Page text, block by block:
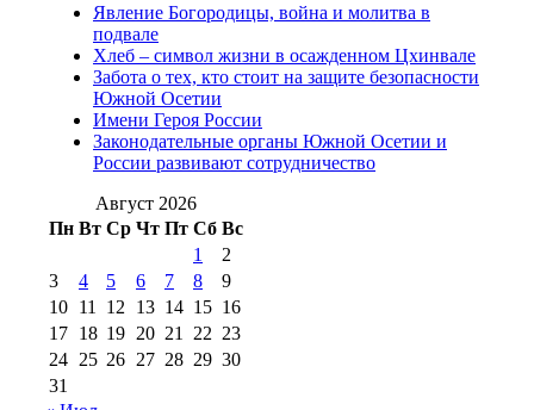
(15)№98 1 августа 2015 г
августа 2016 г(10)№98 5 июля 2014 г(10)
№98 8 августа 2013 г
августа 2012 г(14) №98+99 11 июля
2017 г(9)
№99 4 августа
2016 г(12) №99 8 июля 2014 г
августа 2012 г(11)
августа 2013 г
(12)
Явление Богородицы, война и молитва в
подвале
Хлеб – символ жизни в осажденном Цхинвале
Забота о тех, кто стоит на защите безопасности
Южной Осетии
Имени Героя России
Законодательные органы Южной Осетии и
России развивают сотрудничество
Август 2026
Пн Вт Ср Чт Пт Сб Вс
1
2
3
4 5 6 7 8
9
10 11 12 13 14 15 16
17 18 19 20 21 22 23
24 25 26 27 28 29 30
31